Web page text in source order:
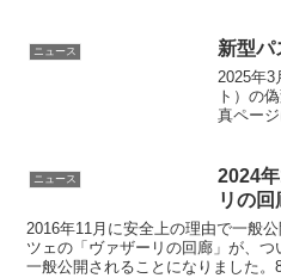
ニュース 新型パ
2025年3
ト）の
真ペー
り、発
た。海
失には
ニュース
2024
リの
2016年11月に安全上の理由で一般
ツェの「ヴァザーリの回廊」が、
一般公開されることになりました